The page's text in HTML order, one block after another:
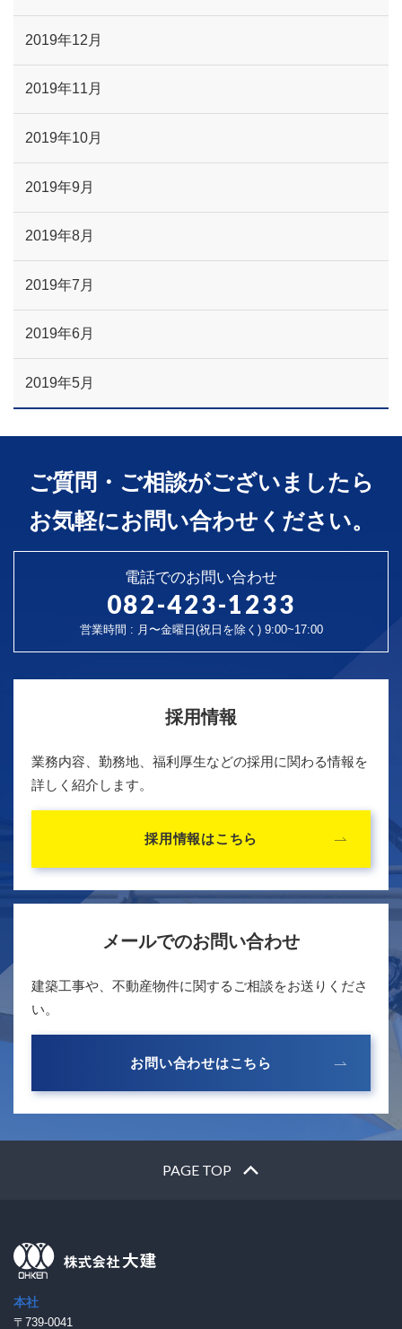
2019年12月
2019年11月
2019年10月
2019年9月
2019年8月
2019年7月
2019年6月
2019年5月
ご質問・ご相談がございましたら
お気軽にお問い合わせください。
電話でのお問い合わせ
082-423-1233
営業時間 : 月〜金曜日(祝日を除く) 9:00~17:00
採用情報
業務内容、勤務地、福利厚生などの採用に関わる情報を
詳しく紹介します。
採用情報はこちら
メールでのお問い合わせ
建築工事や、不動産物件に関するご相談をお送りくださ
い。
お問い合わせはこちら
PAGE TOP
本社
〒739-0041